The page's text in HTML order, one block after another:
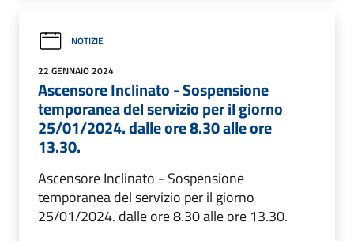
NOTIZIE
22 GENNAIO 2024
Ascensore Inclinato - Sospensione
temporanea del servizio per il giorno
25/01/2024. dalle ore 8.30 alle ore
13.30.
Ascensore Inclinato - Sospensione
temporanea del servizio per il giorno
25/01/2024. dalle ore 8.30 alle ore 13.30.